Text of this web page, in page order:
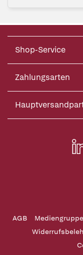
Shop-Service
Zahlungsarten
AGB Mediengruppe